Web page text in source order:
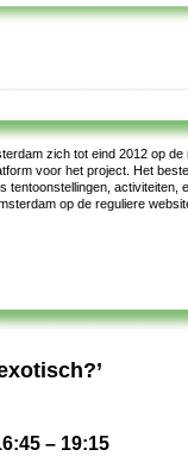
zich tot eind 2012 op
voor het project. Het
tentoonstellingen,
op de reguliere
– 19:15